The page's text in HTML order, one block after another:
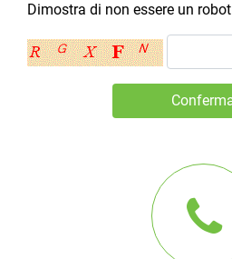
Dimostra di non essere un robot